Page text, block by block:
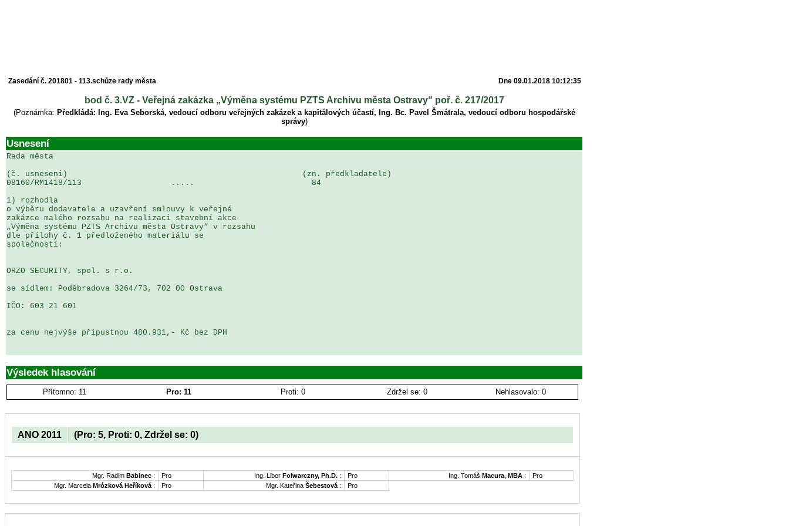
Zasedání č. 201801 - 113.schůze rady města Dne 09.01.2018 10:12:35
bod č. 3.VZ - Veřejná zakázka „Výměna systému PZTS Archivu města Ostravy“ poř. č. 217/2017
(Poznámka: Předkládá: Ing. Eva Seborská, vedoucí odboru veřejných zakázek a kapitálových účastí, Ing. Bc. Pavel Šmátrala, vedoucí odboru hospodářské
správy)
Usnesení
Rada města
(č. usneseni)                                                  (zn. předkladatele)
08160/RM1418/113                   .....                         84
1) rozhodla
o výběru dodavatele a uzavření smlouvy k veřejné
zakázce malého rozsahu na realizaci stavební akce
„Výměna systému PZTS Archivu města Ostravy“ v rozsahu
dle přílohy č. 1 předloženého materiálu se
společností:
ORZO SECURITY, spol. s r.o.
se sídlem: Poděbradova 3264/73, 702 00 Ostrava
IČO: 603 21 601
za cenu nejvýše přípustnou 480.931,- Kč bez DPH
Výsledek hlasování
Přítomno: 11 Pro: 11 Proti: 0 Zdržel se: 0 Nehlasovalo: 0
ANO 2011 (Pro: 5, Proti: 0, Zdržel se: 0)
Mgr. Radim Babinec : Pro Ing. Libor Folwarczny, Ph.D. : Pro Ing. Tomáš Macura, MBA :
Pro
Mgr. Marcela Mrózková Heříková : Pro Mgr. Kateřina Šebestová : Pro